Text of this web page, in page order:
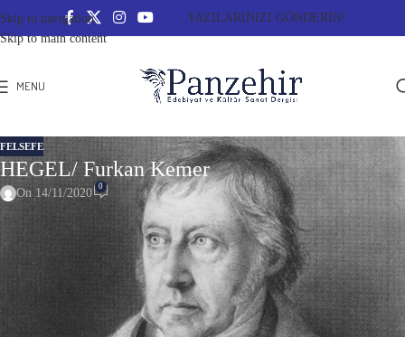
Skip to navigation
Skip to main content
YAZILARINIZI GÖNDERİN!
MENU
FELSEFE
HEGEL/ Furkan Kemer
On 14/11/2020 0
HEGEL
Georg Wilhelm Friedrich Hegel, 27 Ağustos 1770’te doğdu. 189 yıl önce
bugün, 14 Kasım 1831’de dünyaya veda etti. Ya da onun deyişiyle elinde,
sadece “sonsuz bilinci” kaldı.
Hegel, İdealist felsefenin doruğunda olan bir filozof olarak bilinir; ancak aynı